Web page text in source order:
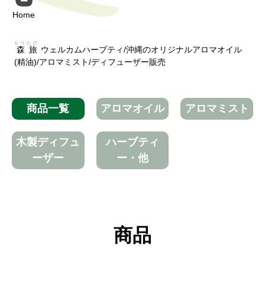
Home
森旅
もりたび
ウェルカムハーブティ/沖縄のオリジナルアロマオイル
(精油)/アロマミスト/ディフューザー販売
商品一覧 アロマオイル アロマミスト
木製ディフュ
ーザー
ハーブティ
ー・他
商品